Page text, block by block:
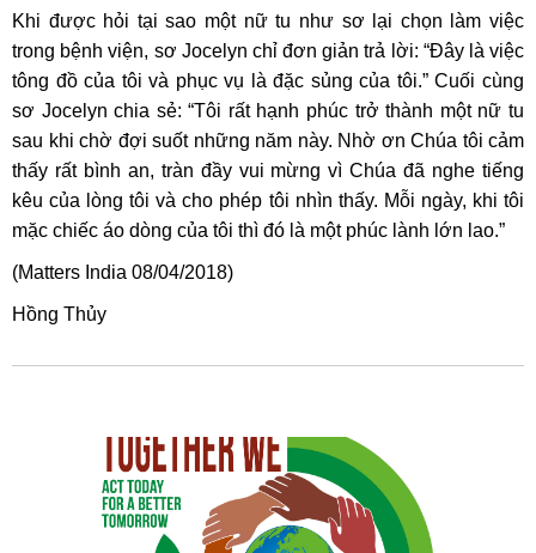
Khi được hỏi tại sao một nữ tu như sơ lại chọn làm việc
trong bệnh viện, sơ Jocelyn chỉ đơn giản trả lời: “Đây là việc
tông đồ của tôi và phục vụ là đặc sủng của tôi.” Cuối cùng
sơ Jocelyn chia sẻ: “Tôi rất hạnh phúc trở thành một nữ tu
sau khi chờ đợi suốt những năm này. Nhờ ơn Chúa tôi cảm
thấy rất bình an, tràn đầy vui mừng vì Chúa đã nghe tiếng
kêu của lòng tôi và cho phép tôi nhìn thấy. Mỗi ngày, khi tôi
mặc chiếc áo dòng của tôi thì đó là một phúc lành lớn lao.”
(Matters India 08/04/2018)
Hồng Thủy